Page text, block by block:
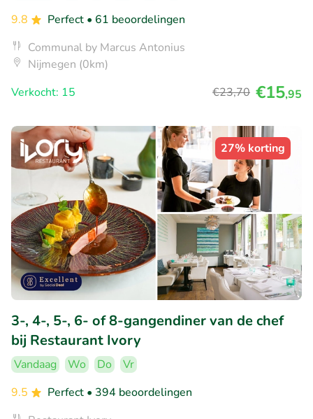
9.8
Perfect • 61 beoordelingen
Communal by Marcus Antonius
Nijmegen (0km)
Verkocht: 15
€23,70 €15,95
27% korting
3-, 4-, 5-, 6- of 8-gangendiner van de chef
bij Restaurant Ivory
Vandaag Wo Do
Vr
9.5
Perfect • 394 beoordelingen